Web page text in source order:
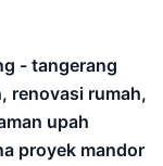
- tangerang
renovasi rumah,
upah
proyek mandor